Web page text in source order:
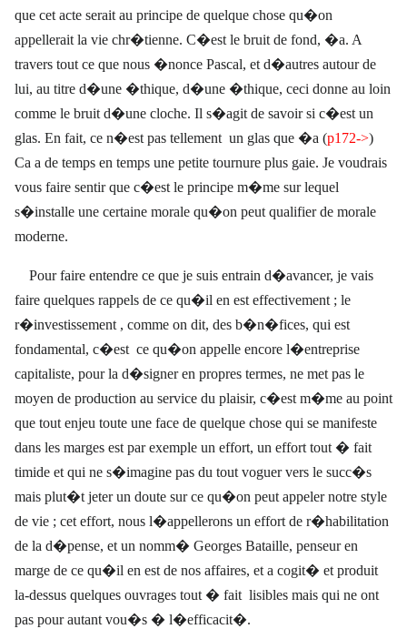
que cet acte serait au principe de quelque chose qu�on
appellerait la vie chr�tienne. C�est le bruit de fond, �a. A
travers tout ce que nous �nonce Pascal, et d�autres autour de
lui, au titre d�une �thique, d�une �thique, ceci donne au loin
comme le bruit d�une cloche. Il s�agit de savoir si c�est un
glas. En fait, ce n�est pas tellement un glas que �a (p172->)
Ca a de temps en temps une petite tournure plus gaie. Je voudrais
vous faire sentir que c�est le principe m�me sur lequel
s�installe une certaine morale qu�on peut qualifier de morale
moderne.
Pour faire entendre ce que je suis entrain d�avancer, je vais
faire quelques rappels de ce qu�il en est effectivement ; le
r�investissement , comme on dit, des b�n�fices, qui est
fondamental, c�est ce qu�on appelle encore l�entreprise
capitaliste, pour la d�signer en propres termes, ne met pas le
moyen de production au service du plaisir, c�est m�me au point
que tout enjeu toute une face de quelque chose qui se manifeste
dans les marges est par exemple un effort, un effort tout � fait
timide et qui ne s�imagine pas du tout voguer vers le succ�s
mais plut�t jeter un doute sur ce qu�on peut appeler notre style
de vie ; cet effort, nous l�appellerons un effort de r�habilitation
de la d�pense, et un nomm� Georges Bataille, penseur en
marge de ce qu�il en est de nos affaires, et a cogit� et produit
la-dessus quelques ouvrages tout � fait lisibles mais qui ne ont
pas pour autant vou�s � l�efficacit�.